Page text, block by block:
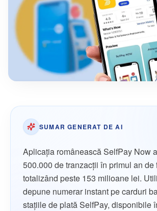
SUMAR GENERAT DE AI
Aplicația românească SelfPay Now
500.000 de tranzacții în primul an de
totalizând peste 153 milioane lei.
depune numerar instant pe carduri
stațiile de plată SelfPay, disponibile